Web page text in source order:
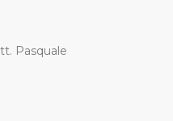
Pasquale